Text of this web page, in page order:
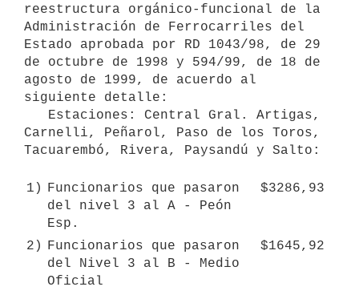
reestructura orgánico-funcional de la
Administración de Ferrocarriles del
Estado aprobada por RD 1043/98, de 29
de octubre de 1998 y 594/99, de 18 de
agosto de 1999, de acuerdo al
siguiente detalle:
Carnelli, Peñarol, Paso de los Toros,
Tacuarembó, Rivera, Paysandú y Salto:
1)
Funcionarios que pasaron
del nivel 3 al A - Peón
Esp.
$3286,93
2)
Funcionarios que pasaron
del Nivel 3 al B - Medio
Oficial
$1645,92